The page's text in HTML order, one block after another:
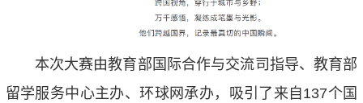
本次大赛由教育部国际合作与交流司指导、教育部
留学服务中心主办、环球网承办，吸引了来自137个国